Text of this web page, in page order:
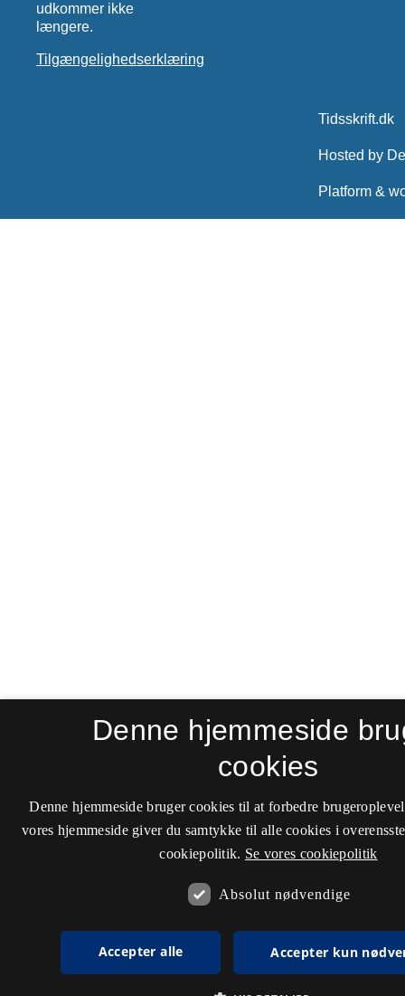
udkommer ikke
længere.
Tilgængelighedserklæring
Denne hjemmeside
cookies
Denne hjemmeside bruger cookies til at forbedre
vores hjemmeside giver du samtykke til alle cookies i
cookiepolitik. Se vores cookiepolitik
Absolut nødvendige
Accepter alle Accepter kun